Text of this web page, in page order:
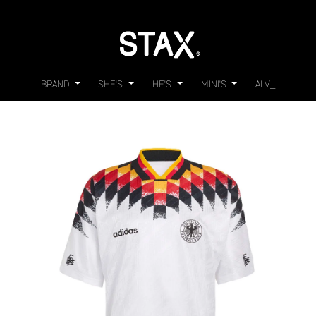
BRAND SHE'S HE'S MINI'S ALV_